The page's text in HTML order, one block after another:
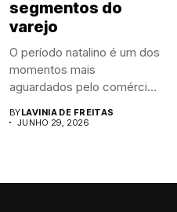
segmentos do
varejo
O período natalino é um dos
momentos mais
aguardados pelo comércio
BYLAVINIA DE FREITAS
JUNHO 29, 2026